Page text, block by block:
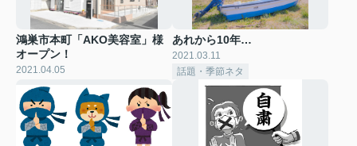
鴻巣市本町「AKO美容室」様
オープン！
2021.04.05
あれから10年…
2021.03.11
話題・季節ネタ